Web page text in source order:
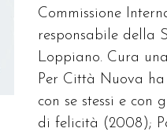
Commissione
responsabile della
Loppiano. Cura
Per Città Nuova
con se stessi e con
di felicità (2008);